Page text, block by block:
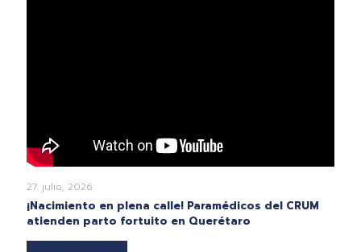
27 julio, 2026
¡Nacimiento en plena calle! Paramédicos del CRUM
atienden parto fortuito en Querétaro